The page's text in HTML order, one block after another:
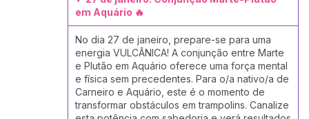
em Aquário 🔥
No dia 27 de janeiro, prepare-se para uma
energia VULCÂNICA! A conjunção entre Marte
e Plutão em Aquário oferece uma força mental
e física sem precedentes. Para o/a nativo/a de
Carneiro e Aquário, este é o momento de
transformar obstáculos em trampolins. Canalize